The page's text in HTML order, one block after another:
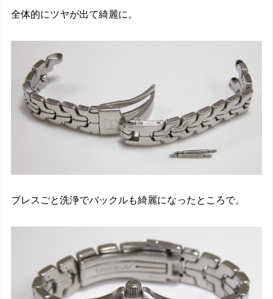
全体的にツヤが出て綺麗に。
ブレスごと洗浄でバックルも綺麗になったところで。